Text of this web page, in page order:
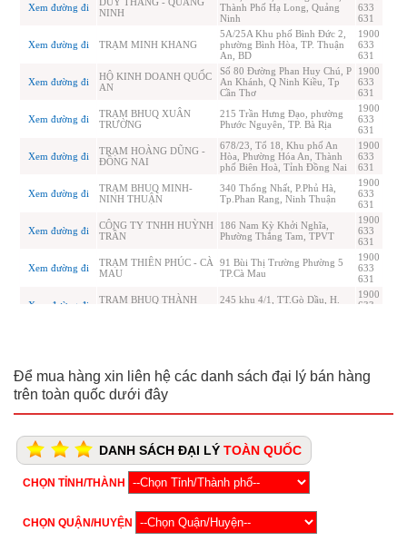
Để mua hàng xin liên hệ các danh sách đại lý bán hàng
trên toàn quốc dưới đây